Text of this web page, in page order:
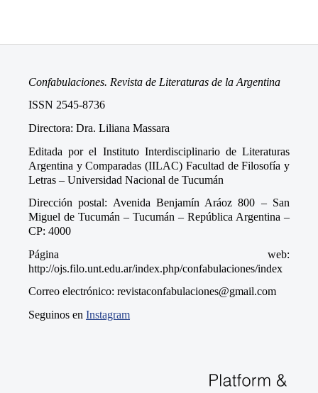
Confabulaciones. Revista de Literaturas de la Argentina
ISSN 2545-8736
Directora: Dra. Liliana Massara
Editada por el Instituto Interdisciplinario de Literaturas
Argentina y Comparadas (IILAC) Facultad de Filosofía y
Letras – Universidad Nacional de Tucumán
Dirección postal: Avenida Benjamín Aráoz 800 – San
Miguel de Tucumán – Tucumán – República Argentina –
CP: 4000
Página web:
http://ojs.filo.unt.edu.ar/index.php/confabulaciones/index
Correo electrónico: revistaconfabulaciones@gmail.com
Seguinos en Instagram